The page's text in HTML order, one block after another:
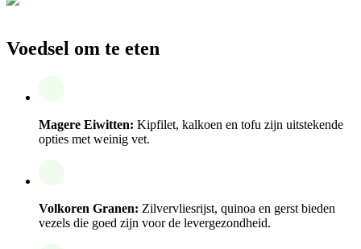
Voedsel om te eten
Magere Eiwitten: Kipfilet, kalkoen en tofu zijn uitstekende
opties met weinig vet.
Volkoren Granen: Zilvervliesrijst, quinoa en gerst bieden
vezels die goed zijn voor de levergezondheid.